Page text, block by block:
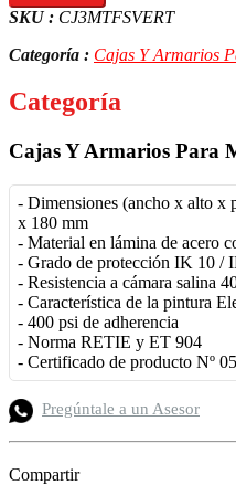
SKU : CJ3MTFSVERT
Categoría : Cajas Y Armarios
Categoría
Cajas Y Armarios Para
- Dimensiones (ancho x alto x
x 180 mm
- Material en lámina de acero
- Grado de protección IK 10 /
- Resistencia a cámara salina
- Característica de la pintura
- 400 psi de adherencia
- Norma RETIE y ET 904
- Certificado de producto Nº
Pregúntale a un Asesor
Compartir